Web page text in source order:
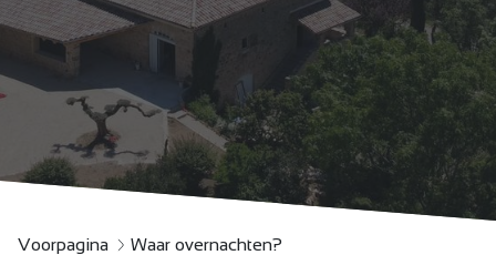
Voorpagina
Waar overnachten?